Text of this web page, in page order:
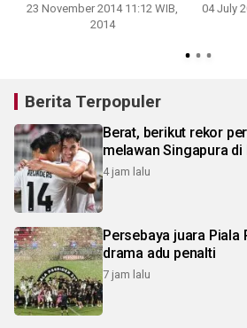
23 November 2014 11:12 WIB,
2014
04 July
Berita Terpopuler
Berat, berikut rekor
melawan Singapura di
4 jam lalu
Persebaya juara Piala
drama adu penalti
7 jam lalu